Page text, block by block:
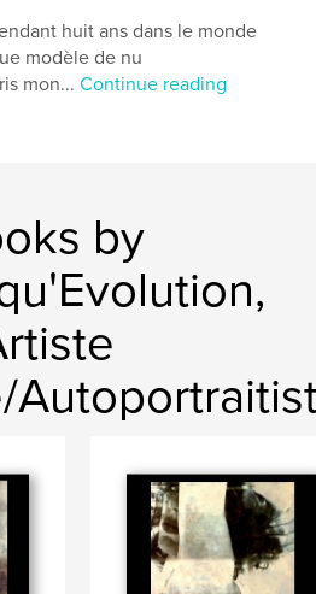
, photo , poème
huit ans dans le monde
modèle de nu
mon...Continue reading
by